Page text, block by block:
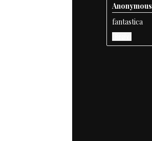
Anonymous
fantastica